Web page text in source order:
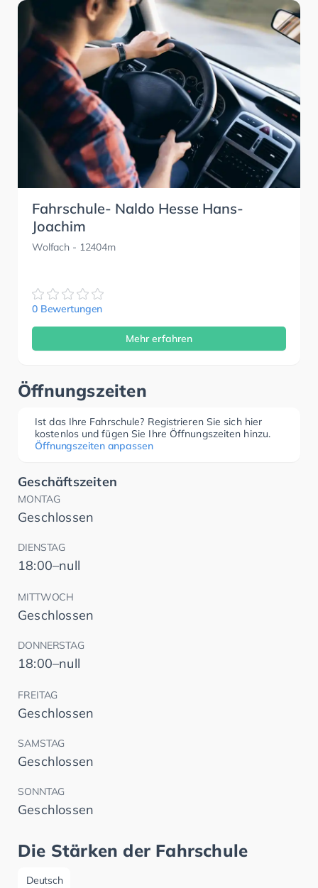
Fahrschule- Naldo Hesse Hans-
Joachim
Wolfach - 12404m
0 Bewertungen
Mehr erfahren
Öffnungszeiten
Ist das Ihre Fahrschule? Registrieren Sie sich hier
kostenlos und fügen Sie Ihre Öffnungszeiten hinzu.
Öffnungszeiten anpassen
Geschäftszeiten
MONTAG
Geschlossen
DIENSTAG
18:00–null
MITTWOCH
Geschlossen
DONNERSTAG
18:00–null
FREITAG
Geschlossen
SAMSTAG
Geschlossen
SONNTAG
Geschlossen
Die Stärken der Fahrschule
Deutsch